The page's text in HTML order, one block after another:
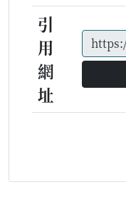
引
用
網
址